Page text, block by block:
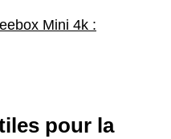
Mini 4k :
pour la